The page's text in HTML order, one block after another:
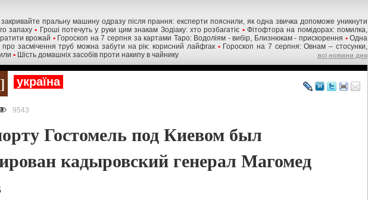
пральну машину одразу після прання: експерти пояснили, як одна звичка допоможе уникнути
запаху • Гроші потечуть у руки цим знакам Зодіаку: хто розбагатіє • Фітофтора на помідорах: помилка,
врожай • Гороскоп на 7 серпня за картами Таро: Водоліям - вибір, Близнюкам - прискорення • Одна
засмічення труб можна забути на рік: корисний лайфгак • Гороскоп на 7 серпня: Овнам – стосунки,
• Шість домашніх засобів проти накипу в чайнику всі новини дня
україна
9543
Гостомель под Киевом был
кадыровский генерал Магомед